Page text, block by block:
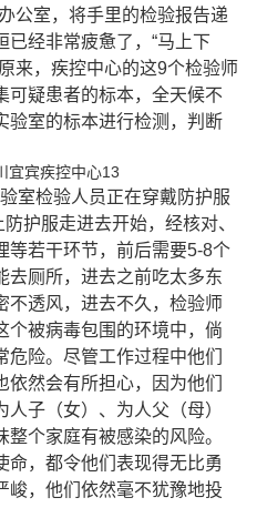
公室，将手里的检验报告递
经非常疲惫了，“马上下
来，疾控中心的这9个检验师
可疑患者的标本，全天候不
验室的标本进行检测，判断
室检验人员正在穿戴防护服
护服走进去开始，经核对、
等若干环节，前后需要5-8个
去厕所，进去之前吃太多东
不透风，进去不久，检验师
个被病毒包围的环境中，倘
险。尽管工作过程中他们
然会有所担心，因为他们
子（女）、为人父（母）
个家庭有被感染的风险。
命，都令他们表现得无比勇
峻，他们依然毫不犹豫地投